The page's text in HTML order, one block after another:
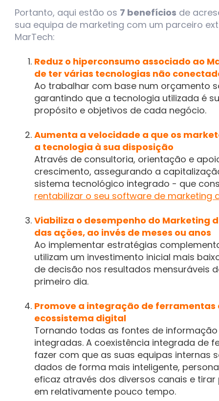
Portanto, aqui estão os 7 benefícios de
sua equipa de marketing com um parceiro
MarTech:
Reduz o hiperconsumo associado ao
de ter várias tecnologias não
Ao trabalhar com base num orçamento
garantindo que a tecnologia utilizada é
propósito e objetivos de cada negócio.
Aumenta a velocidade a que os
a tecnologia à sua disposição
Através de consultoria, orientação e
crescimento, assegurando a
sistema tecnológico integrado - que
rentabilizar o seu software de marketing
Viabiliza o desempenho do Marketing
das ações, ao invés de meses ou anos
Ao implementar estratégias
utilizam um investimento inicial mais
de decisão nos resultados mensuráveis
primeiro dia.
Promove a integração de ferramentas
ecossistema digital
Tornando todas as fontes de
integradas. A coexistência integrada de
fazer com que as suas equipas internas
dados de forma mais inteligente,
eficaz através dos diversos canais e
em relativamente pouco tempo.